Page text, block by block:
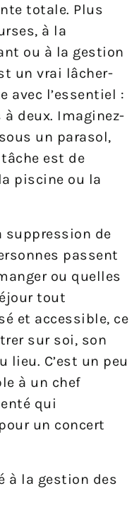
totale. Plus
à la
ou à la gestion
un vrai lâcher-
avec l’essentiel :
deux. Imaginez-
un parasol,
est de
piscine ou la
de
passent
ou quelles
tout
et accessible, ce
sur soi, son
lieu. C’est un peu
à un chef
qui
un concert
à la gestion des